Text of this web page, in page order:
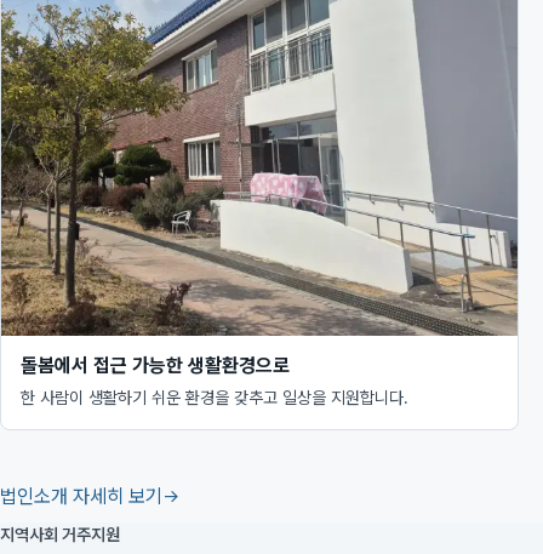
돌봄에서 접근 가능한 생활환경으로
한 사람이 생활하기 쉬운 환경을 갖추고 일상을 지원합니다.
법인소개 자세히 보기
지역사회 거주지원